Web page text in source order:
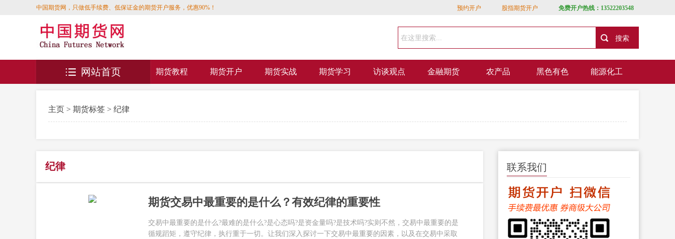
中国期货网，只做低手续费、低保证金的期货开户服务，优惠90%！ 预约开户 股指期货开户 免费开户热线：13522203548
期货教程 期货开户 期货实战 期货学习 访谈观点 金融期货 农产品 黑色有色 能源化工
网站首页
主页 > 期货标签 > 纪律
纪律
期货交易中最重要的是什么？有效纪律的重要性
交易中最重要的是什么?最难的是什么?是心态吗?是资金量吗?是技术吗?实则不然，交易中最重要的是
循规蹈矩，遵守纪律，执行重于一切。让我们深入探讨一下交易中最重要的因素，以及在交易中采取
联系我们